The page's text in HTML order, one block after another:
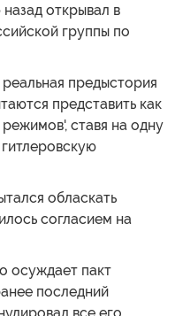
открывал в
группы по
предыстория
представить как
ставя на одну
обласкать
согласием на
осуждает пакт
последний
все его